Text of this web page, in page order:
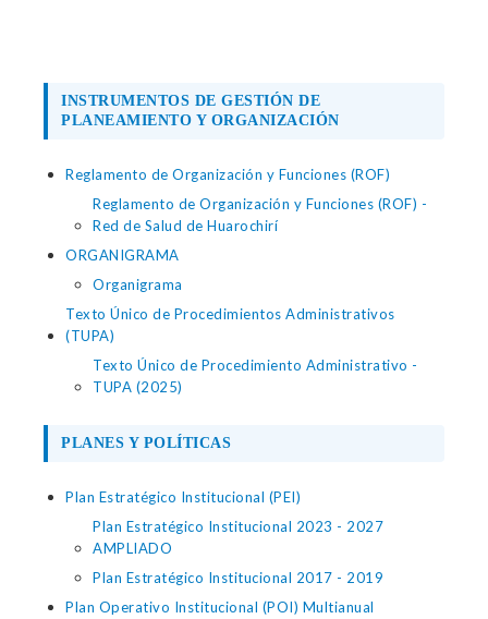
INSTRUMENTOS DE GESTIÓN DE
PLANEAMIENTO Y ORGANIZACIÓN
Reglamento de Organización y Funciones (ROF)
Reglamento de Organización y Funciones (ROF) -
Red de Salud de Huarochirí
ORGANIGRAMA
Organigrama
Texto Único de Procedimientos Administrativos
(TUPA)
Texto Único de Procedimiento Administrativo -
TUPA (2025)
PLANES Y POLÍTICAS
Plan Estratégico Institucional (PEI)
Plan Estratégico Institucional 2023 - 2027
AMPLIADO
Plan Estratégico Institucional 2017 - 2019
Plan Operativo Institucional (POI) Multianual